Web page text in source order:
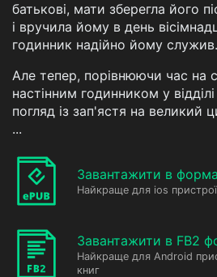
батькові, мати зберегла його
і вручила йому в день
годинник надійно йому служив.
Але тепер, порівнюючи час на
настінним годинником у
погляд із зап'ястя на великий
...
Завантажити в
Найкраще для ios
Завантажити в FB2
Найкраще для Android
книг